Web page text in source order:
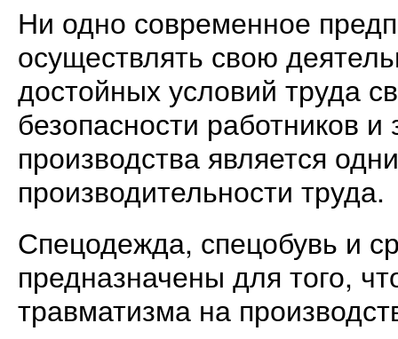
Ни одно современное
осуществлять свою
достойных условий труда
безопасности работников
производства является
производительности труда.
Спецодежда, спецобувь и
предназначены для того,
травматизма на